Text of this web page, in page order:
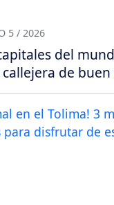
5 / 2026
del
de